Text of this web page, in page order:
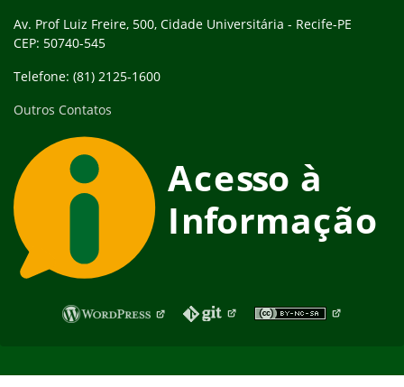
Av. Prof Luiz Freire, 500, Cidade Universitária - Recife-PE
CEP: 50740-545
Telefone: (81) 2125-1600
Outros Contatos